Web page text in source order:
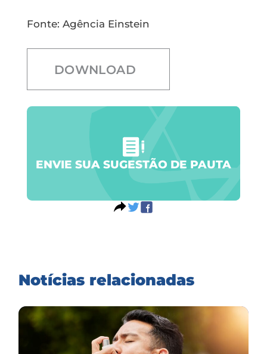
Fonte: Agência Einstein
DOWNLOAD
ENVIE SUA SUGESTÃO DE PAUTA
Notícias relacionadas